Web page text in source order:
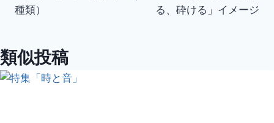
ナ
ゲ
ー
種類）
る、砕ける」イメージ
類似投稿